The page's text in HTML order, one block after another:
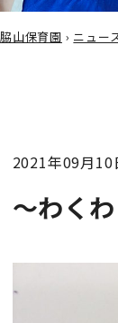
脇山保育園 › ニュー
2021年09月10
～わく